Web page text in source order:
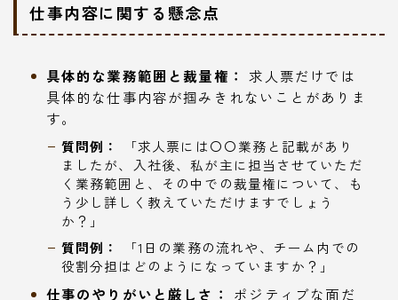
仕事内容に関する懸念点
具体的な業務範囲と裁量権： 求人票だけでは
具体的な仕事内容が掴みきれないことがありま
す。
質問例：
「求人票には〇〇業務と記載があり
ましたが、入社後、私が主に担当させていただ
く業務範囲と、その中での裁量権について、も
う少し詳しく教えていただけますでしょう
か？」
質問例：
「1日の業務の流れや、チーム内での
役割分担はどのようになっていますか？」
仕事のやりがいと厳しさ：
ポジティブな面だ